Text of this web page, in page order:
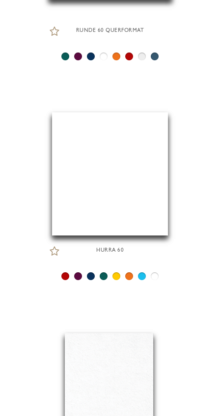
RUNDE 60 QUERFORMAT
HURRA 60